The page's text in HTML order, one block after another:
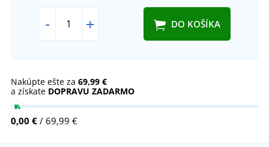
- + DO KOŠÍKA
Nakúpte ešte za 69,99 €
a získate DOPRAVU ZADARMO
0,00 € / 69,99 €